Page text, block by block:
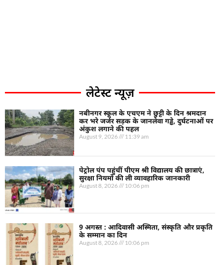
लेटेस्ट न्यूज़
नबीनगर स्कूल के एचएम ने छुट्टी के दिन श्रमदान
कर भरे जर्जर सड़क के जानलेवा गड्ढे, दुर्घटनाओं पर
अंकुश लगाने की पहल
August 9, 2026 11:39 am
पेट्रोल पंप पहुंचीं पीएम श्री विद्यालय की छात्राएं,
सुरक्षा नियमों की ली व्यावहारिक जानकारी
August 8, 2026 10:06 pm
9 अगस्त : आदिवासी अस्मिता, संस्कृति और प्रकृति
के सम्मान का दिन
August 8, 2026 10:06 pm